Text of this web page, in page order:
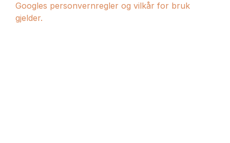
Googles personvernregler og vilkår for bruk
gjelder.